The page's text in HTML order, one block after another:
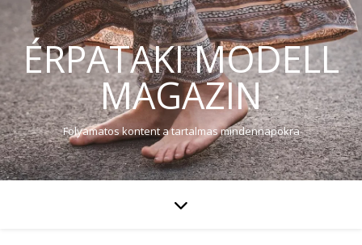
ÉRPATAKI MODELL
MAGAZIN
Folyamatos kontent a tartalmas mindennapokra